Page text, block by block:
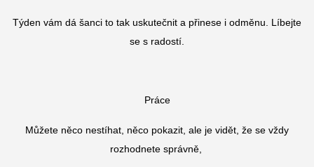
Týden vám dá šanci to tak uskutečnit a přinese i odměnu. Líbejte
se s radostí.
Práce
Můžete něco nestíhat, něco pokazit, ale je vidět, že se vždy
rozhodnete správně,